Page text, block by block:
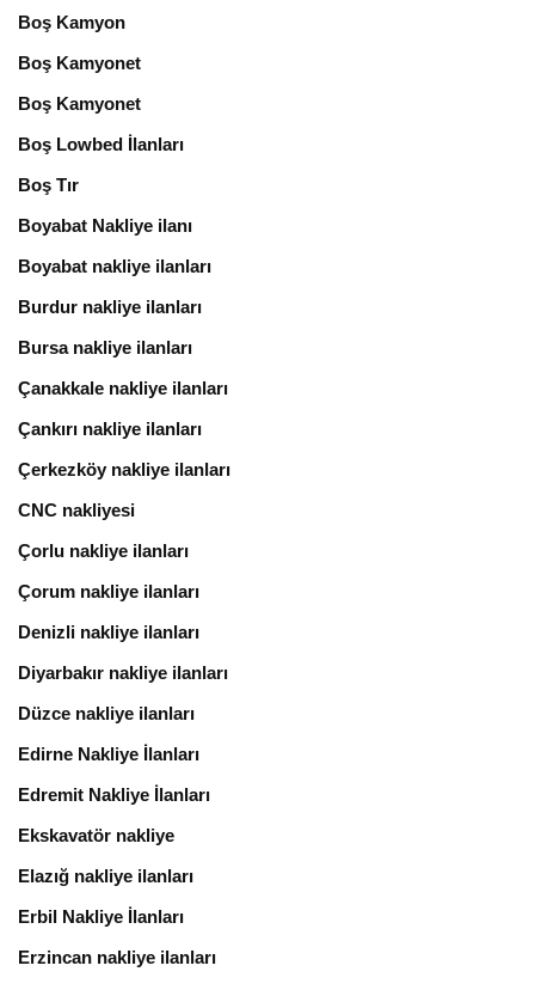
Boş Kamyon
Boş Kamyonet
Boş Kamyonet
Boş Lowbed İlanları
Boş Tır
Boyabat Nakliye ilanı
Boyabat nakliye ilanları
Burdur nakliye ilanları
Bursa nakliye ilanları
Çanakkale nakliye ilanları
Çankırı nakliye ilanları
Çerkezköy nakliye ilanları
CNC nakliyesi
Çorlu nakliye ilanları
Çorum nakliye ilanları
Denizli nakliye ilanları
Diyarbakır nakliye ilanları
Düzce nakliye ilanları
Edirne Nakliye İlanları
Edremit Nakliye İlanları
Ekskavatör nakliye
Elazığ nakliye ilanları
Erbil Nakliye İlanları
Erzincan nakliye ilanları